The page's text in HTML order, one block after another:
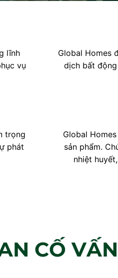
lĩnh
vụ
Global Homes
dịch bất động
trọng
phát
Global
sản phẩm.
nhiệt
CỐ VẤN